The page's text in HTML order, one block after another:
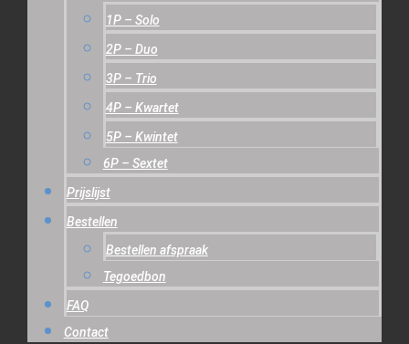
1P – Solo
2P – Duo
3P – Trio
4P – Kwartet
5P – Kwintet
6P – Sextet
Prijslijst
Bestellen
Bestellen afspraak
Tegoedbon
FAQ
Contact